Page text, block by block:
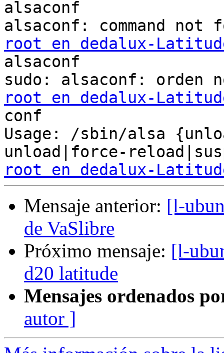
alsaconf
root en dedalux-
alsaconf
root en dedalux-
conf
Usage: /sbin/alsa
root en dedalux-
Mensaje anterior: [l-
de VaSlibre
Próximo mensaje: [l-
d20 latitude
Mensajes ordenados
autor ]